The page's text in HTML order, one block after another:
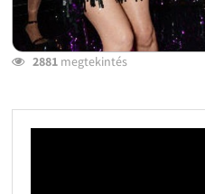
2881megtekintés